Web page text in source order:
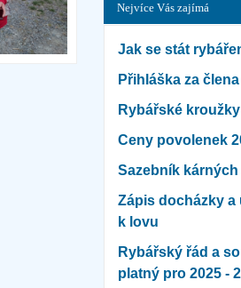
Nejvíce Vás zajímá
Jak se stát
Přihláška za
Rybářské kroužky
Ceny povolenek
Sazebník
Zápis docházky
k lovu
Rybářský řád a
platný pro 2025 -